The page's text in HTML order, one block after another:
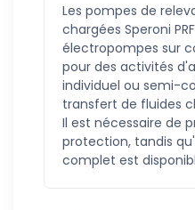
Les pompes de
chargées Speroni
électropompes sur
pour des activités
individuel ou semi-
transfert de fluides
Il est nécessaire de
protection, tandis
complet est